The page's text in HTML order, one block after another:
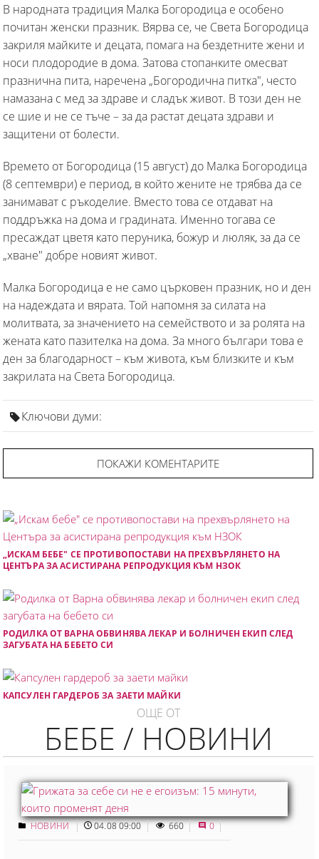
В народната традиция Малка Богородица е особено
почитан женски празник. Вярва се, че Света Богородица
закриля майките и децата, помага на бездетните жени и
носи плодородие в дома. Затова стопанките омесват
празнична пита, наречена „Богородична питка", често
намазана с мед за здраве и сладък живот. В този ден не
се шие и не се тъче – за да растат децата здрави и
защитени от болести.
Времето от Богородица (15 август) до Малка Богородица
(8 септември) е период, в който жените не трябва да се
занимават с ръкоделие. Вместо това се отдават на
поддръжка на дома и градината. Именно тогава се
пресаждат цветя като перуника, божур и люляк, за да се
„хване" добре новият живот.
Малка Богородица е не само църковен празник, но и ден
на надеждата и вярата. Той напомня за силата на
молитвата, за значението на семейството и за ролята на
жената като пазителка на дома. За много българи това е
ден за благодарност – към живота, към близките и към
закрилата на Света Богородица.
Ключови думи:
ПОКАЖИ КОМЕНТАРИТЕ
„ИСКАМ БЕБЕ" СЕ ПРОТИВОПОСТАВИ НА ПРЕХВЪРЛЯНЕТО НА
ЦЕНТЪРА ЗА АСИСТИРАНА РЕПРОДУКЦИЯ КЪМ НЗОК
РОДИЛКА ОТ ВАРНА ОБВИНЯВА ЛЕКАР И БОЛНИЧЕН ЕКИП СЛЕД
ЗАГУБАТА НА БЕБЕТО СИ
КАПСУЛЕН ГАРДЕРОБ ЗА ЗАЕТИ МАЙКИ
ОЩЕ ОТ
БЕБЕ / НОВИНИ
НОВИНИ 04.08 09:00 660 0